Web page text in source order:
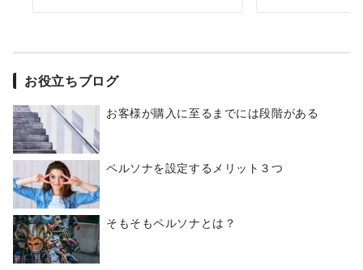
お役立ちブログ
お客様が購入に至るまでには段階がある
ペルソナを設定するメリット３つ
そもそもペルソナとは？